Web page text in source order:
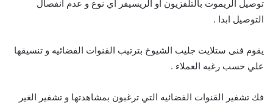
توصيل الريموت بالتلفزيون او الريسيفر اي نوع و عدم انفصال
التوصيل ابدا .
يقوم فنى ستلايت جليب الشيوخ بترتيب القنوات الفضائيه و تنسيقها
علي حسب رغبه العملاء .
فك تشفير القنوات الفضائيه التي ترغبون بمشاهدتها و تشفير الغير